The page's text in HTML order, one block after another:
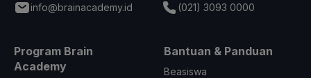
info@brainacademy.id (021) 3093 0000
Program Brain
Academy
Bantuan & Panduan
Beasiswa